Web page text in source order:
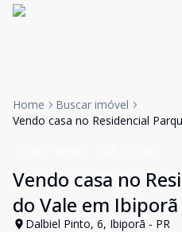
Home
Buscar imóvel
Vendo casa no Residencial
Vendo casa no
do Vale em
Dalbiel Pinto, 6, Ibiporã - PR